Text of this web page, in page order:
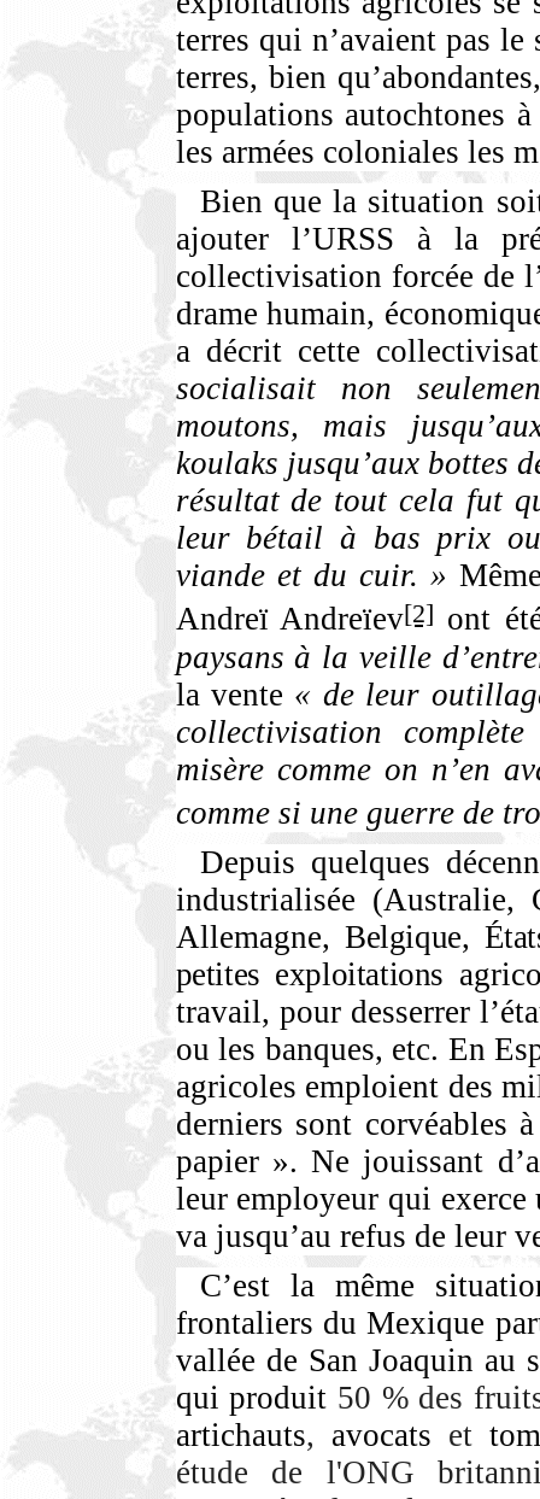
terres qui n’avaient pas
terres, bien
populations autochtones
les armées coloniales les
Bien que la situation
ajouter l’URSS à la
collectivisation forcée de
drame humain,
a décrit cette
socialisait non
moutons, mais
koulaks jusqu’aux bottes
résultat de tout cela fut
leur bétail à bas prix
viande et du cuir. »
Andreï Andreïev[2] ont
paysans à la veille
la vente « de leur
collectivisation
misère comme on n’en
comme si une guerre de
Depuis quelques
industrialisée (Australie,
Allemagne,Belgique,
petites exploitations
travail, pour desserrer
ou les banques, etc. En
agricoles emploient des
derniers sont corvéables
papier ». Ne jouissant
leur employeur qui exerce
va jusqu’au refus de leur
C’est la même
frontaliers du Mexique
vallée de San Joaquin au
qui produit 50 % des
artichauts, avocats et
étude de l'ONG